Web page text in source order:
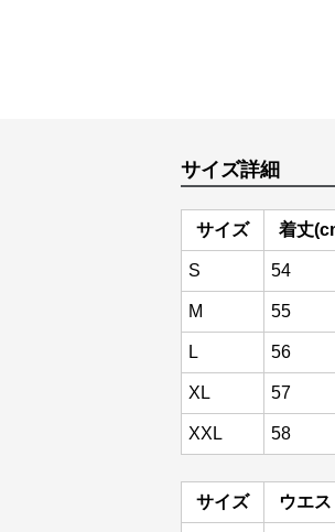
サイズ詳細
サイズ 着丈
S 54
M 55
L 56
XL 57
XXL 58
サイズ ウエ